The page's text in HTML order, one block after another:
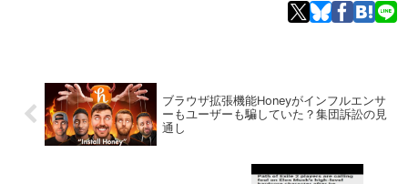
ブラウザ拡張機能Honeyがインフルエンサ
ーもユーザーも騙していた？集団訴訟の見
通し